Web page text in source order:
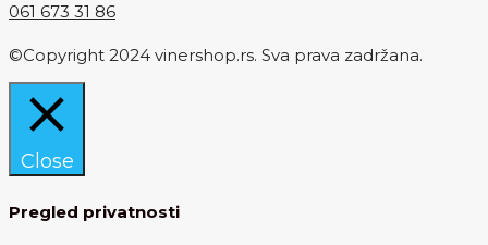
061 673 31 86
©Copyright 2024 vinershop.rs. Sva prava zadržana.
Close
Pregled privatnosti